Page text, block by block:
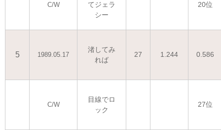
C/W
てジェラ
シー
20位
5 1989.05.17
渚してみ
れば
27 1.244 0.586
C/W
目線でロ
ック
27位